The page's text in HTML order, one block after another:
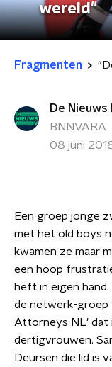
wereld"
Fragmenten
De Nieuws
BNNVARA
08 juni
Een groep jonge
met het old boys
kwamen ze maar
een hoop
heft in eigen
de netwerk-groep
Attorneys NL' dat
dertigvrouwen.
Deursen die lid is